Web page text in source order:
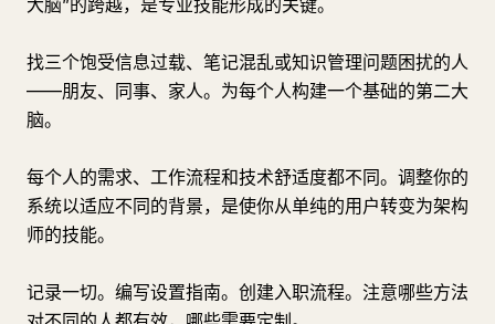
大脑”的跨越，是专业技能形成的关键。
找三个饱受信息过载、笔记混乱或知识管理问题困扰的人
——朋友、同事、家人。为每个人构建一个基础的第二大
脑。
每个人的需求、工作流程和技术舒适度都不同。调整你的
系统以适应不同的背景，是使你从单纯的用户转变为架构
师的技能。
记录一切。编写设置指南。创建入职流程。注意哪些方法